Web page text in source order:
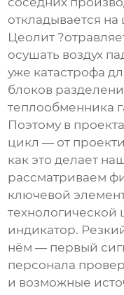
откладывается
Цеолит
осушать воздух
уже катастрофа
блоков
теплообменника
Поэтому в
цикл — от
как это делает
рассматриваем
ключевой
технологической
индикатор.
нём — первый
персонала
и возможные